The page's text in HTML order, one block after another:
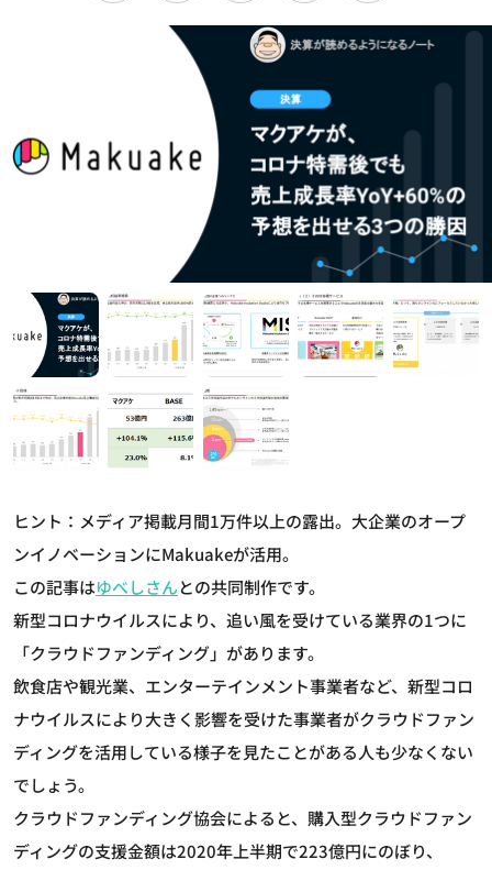
ヒント：メディア掲載月間1万件以上の露出。大企業のオープ
ンイノベーションにMakuakeが活用。
この記事はゆべしさんとの共同制作です。
新型コロナウイルスにより、追い風を受けている業界の1つに
「クラウドファンディング」があります。
飲食店や観光業、エンターテインメント事業者など、新型コロ
ナウイルスにより大きく影響を受けた事業者がクラウドファン
ディングを活用している様子を見たことがある人も少なくない
でしょう。
クラウドファンディング協会によると、購入型クラウドファン
ディングの支援金額は2020年上半期で223億円にのぼり、